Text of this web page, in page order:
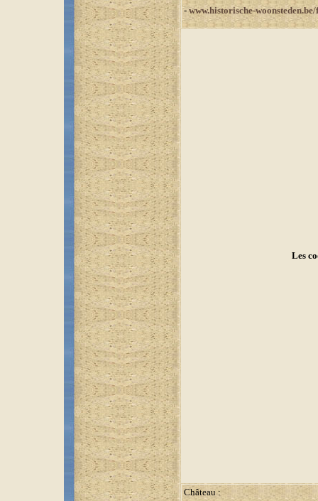
- www.historische-
Les
Château :